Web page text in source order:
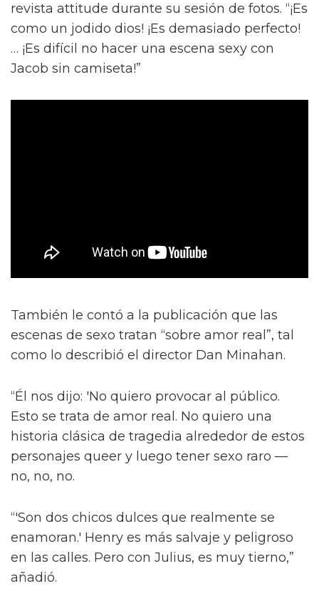
revista attitude durante su sesión de fotos. “¡Es
como un jodido dios! ¡Es demasiado perfecto!
… ¡Es difícil no hacer una escena sexy con
Jacob sin camiseta!”
También le contó a la publicación que las
escenas de sexo tratan “sobre amor real”, tal
como lo describió el director Dan Minahan.
“Él nos dijo: 'No quiero provocar al público.
Esto se trata de amor real. No quiero una
historia clásica de tragedia alrededor de estos
personajes queer y luego tener sexo raro —
no, no, no.
“'Son dos chicos dulces que realmente se
enamoran.' Henry es más salvaje y peligroso
en las calles. Pero con Julius, es muy tierno,”
añadió.